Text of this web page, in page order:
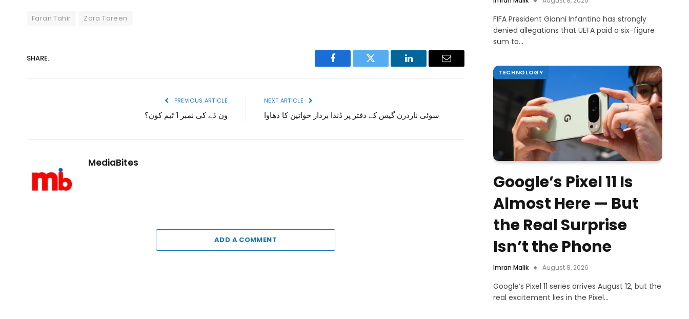
Faran Tahir Zara Tareen
SHARE.
Facebook Twitter LinkedIn Email
PREVIOUS ARTICLE
ون ڈے کی نمبر 1 ٹیم کون؟
NEXT ARTICLE
سوئی ناردرن گیس کے دفتر پر ڈندا بردار خواتین کا دھاوا
MediaBites
ADD A COMMENT
FIFA President Gianni Infantino has strongly
denied allegations that UEFA paid a six-figure
sum to…
TECHNOLOGY
Google’s Pixel 11 Is
Almost Here — But
the Real Surprise
Isn’t the Phone
Imran Malik August 8, 2026
Google’s Pixel 11 series arrives August 12, but the
real excitement lies in the Pixel…